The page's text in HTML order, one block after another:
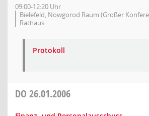
09:00-12:20 Uhr
Bielefeld, Nowgorod Raum (Großer
Rathaus
Protokoll
DO 26.01.2006